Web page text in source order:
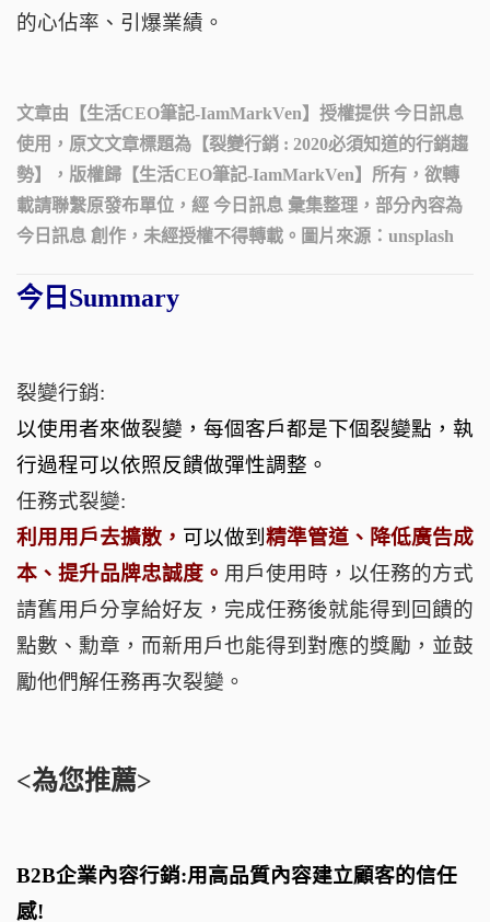
的心佔率、引爆業績。
文章由【生活CEO筆記-IamMarkVen】授權提供 今日訊息
使用，原文文章標題為【裂變行銷 : 2020必須知道的行銷趨
勢】，版權歸【生活CEO筆記-IamMarkVen】所有，欲轉
載請聯繫原發布單位，經 今日訊息 彙集整理，部分內容為
今日訊息 創作，未經授權不得轉載。圖片來源： unsplash
今日Summary
裂變行銷:
以使用者來做裂變，每個客戶都是下個裂變點，執
行過程可以依照反饋做彈性調整。
任務式裂變:
利用用戶去擴散， 可以做到 精準管道、降低廣告成
本、提升品牌忠誠度。 用戶使用時，以任務的方式
請舊用戶分享給好友，完成任務後就能得到回饋的
點數、勳章，而新用戶也能得到對應的獎勵，並鼓
勵他們解任務再次裂變。
<為您推薦>
B2B企業內容行銷:用高品質內容建立顧客的信任
感!